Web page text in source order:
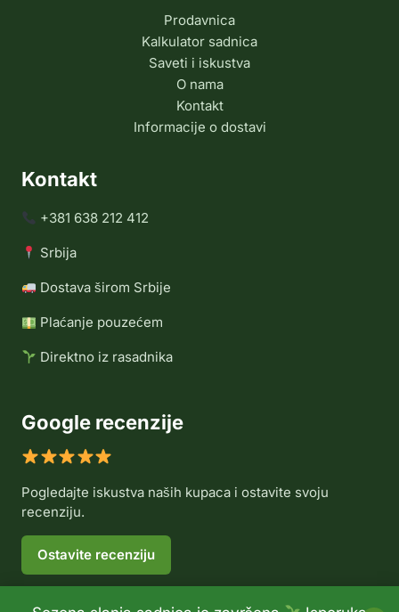
Prodavnica
Kalkulator sadnica
Saveti i iskustva
O nama
Kontakt
Informacije o dostavi
Kontakt
+381 638 212 412
Srbija
Dostava širom Srbije
Plaćanje pouzećem
Direktno iz rasadnika
Google recenzije
Pogledajte iskustva naših kupaca i ostavite svoju
recenziju.
Ostavite recenziju